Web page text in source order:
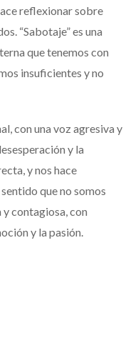
reflexionar sobre
“Sabotaje” es una
que tenemos con
insuficientes y no
con una voz agresiva y
y la
y nos hace
que no somos
y contagiosa, con
y la pasión.